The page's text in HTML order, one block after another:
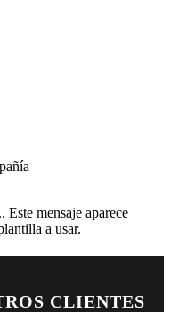
Este mensaje aparece
a usar.
CLIENTES